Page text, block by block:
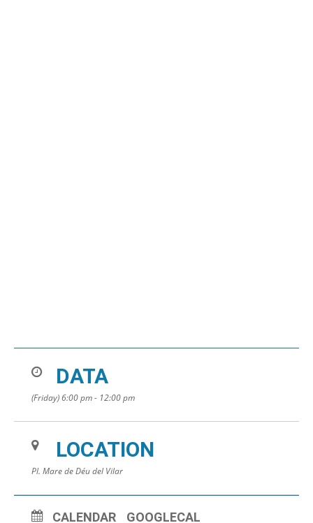
DATA
(Friday) 6:00 pm - 12:00 pm
LOCATION
Pl. Mare de Déu del Vilar
CALENDAR GOOGLECAL